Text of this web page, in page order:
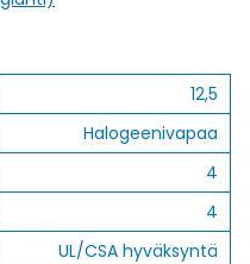
12,5
Halogeenivapaa
4
4
UL/CSA hyväksyntä